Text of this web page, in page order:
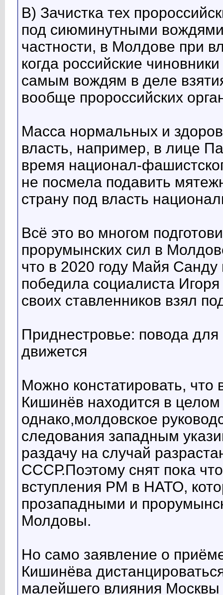
В) Зачистка тех
под сиюминутными вождями
частности, в Молдове при
когда российские
самым вождям в деле
вообще пророссийских
Масса нормальных и
власть, например, в лице
время национал-
не посмела подавить
страну под власть
Всё это во многом
прорумынских сил в
что в 2020 году Майя
победила социалиста
своих ставленников взял
Приднестровье: повода
движется
Можно констатировать,
Кишинёв находится в
однако,молдовское
следования западным
раздачу на случай
СССР.Поэтому снят пока
вступления РМ в НАТО,
прозападными и
Молдовы.
Но само заявление о
Кишинёва
малейшего влияния Москвы